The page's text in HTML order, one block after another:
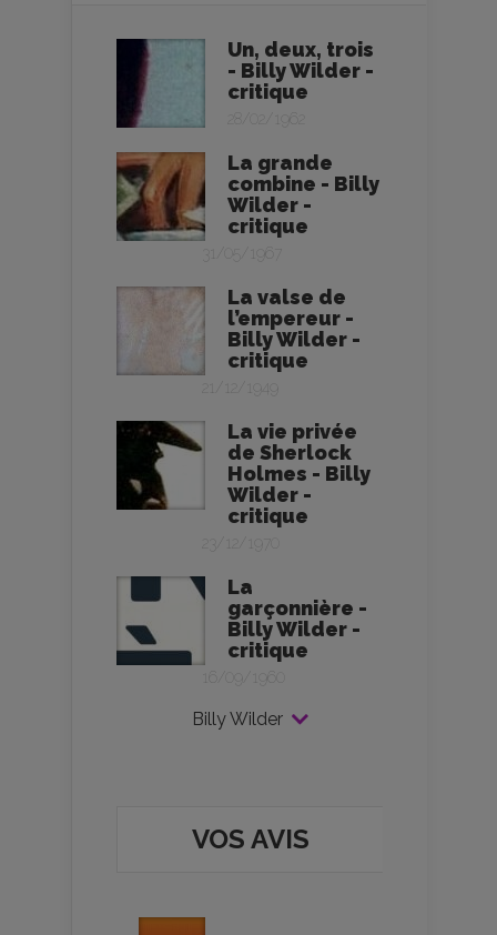
Un, deux, trois
- Billy Wilder -
critique
28/02/1962
La grande
combine - Billy
Wilder -
critique
La valse de
l’empereur -
Billy Wilder -
critique
21/12/1949
La vie privée
de Sherlock
Holmes - Billy
Wilder -
critique
La
garçonnière -
Billy Wilder -
critique
Billy Wilder
VOS AVIS